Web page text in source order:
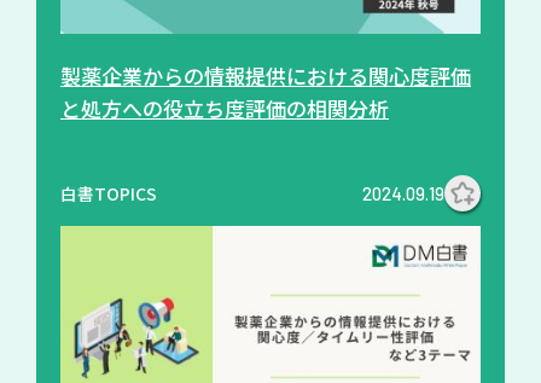
製薬企業からの情報提供における関心度評価
と処方への役立ち度評価の相関分析
白書TOPICS 2024.09.19